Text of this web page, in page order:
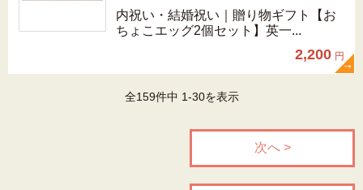
内祝い・結婚祝い｜贈り物ギフト【お
ちょこエッグ2個セット】英一...
2,200 円
全159件中 1-30を表示
次へ >